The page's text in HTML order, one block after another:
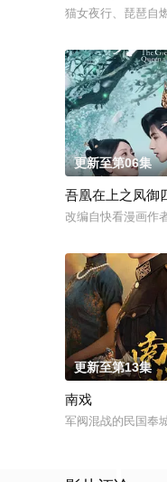
猫女夜行、琵琶自
更新至第06集
吾凰在上之凤御
改编自快看漫画作
更新至第13集
南戏
军阀混战的民国奉